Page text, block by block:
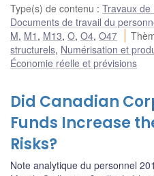
Type(s) de contenu : Travaux
Documents de travail du
M, M1 , M13, O, O4, O47
structurels, Numérisation et
Économie réelle et prévisions
Did Canadian
Funds Increase
Risks?
Note analytique du personnel